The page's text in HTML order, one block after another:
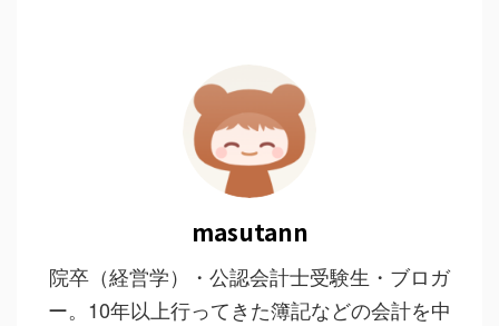
masutann
院卒（経営学）・公認会計士受験生・ブロガ
ー。10年以上行ってきた簿記などの会計を中